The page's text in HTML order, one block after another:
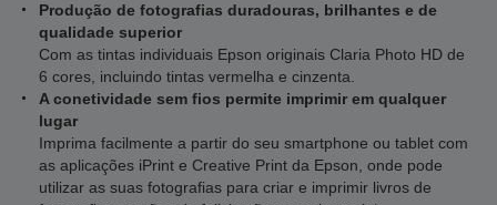
Produção de fotografias duradouras, brilhantes e de
qualidade superior
Com as tintas individuais Epson originais Claria Photo HD de
6 cores, incluindo tintas vermelha e cinzenta.
A conetividade sem fios permite imprimir em qualquer
lugar
Imprima facilmente a partir do seu smartphone ou tablet com
as aplicações iPrint e Creative Print da Epson, onde pode
utilizar as suas fotografias para criar e imprimir livros de